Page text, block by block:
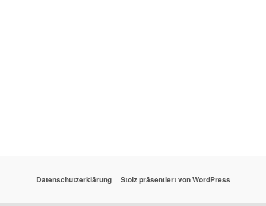
Datenschutzerklärung Stolz präsentiert von WordPress